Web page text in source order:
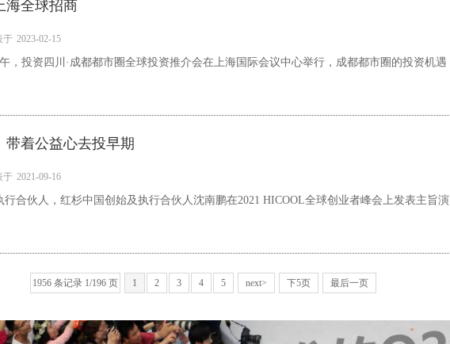
海全球招商
于 2023-02-15
，投资四川·成都都市圈全球投资推介会在上海国际会议中心举行，成都都市圈的投资机遇
带着公益心去投早期
于 2021-09-16
行合伙人，红杉中国创始及执行合伙人沈南鹏在2021 HICOOL全球创业者峰会上发表主旨演
1956 条记录 1/196 页 1 2 3 4 5 next> 下5页 最后一页